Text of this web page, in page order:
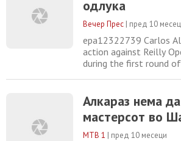
одлука
Вечер Прес | пред 10
epa12322739 Carlos
action against Reilly
during the first round of
New York, USA, 25
Open tournament runs
through 07 September.
HIRSCHFELD
Алкараз нема
мастерсот во
МТВ 1 | пред 10 месеци